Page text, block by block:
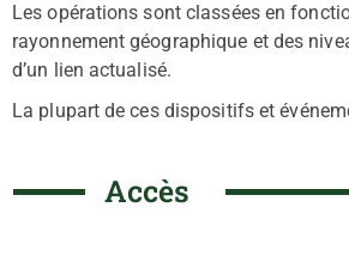
Les opérations sont classées en
rayonnement géographique et des
d’un lien actualisé.
La plupart de ces dispositifs et
Accès